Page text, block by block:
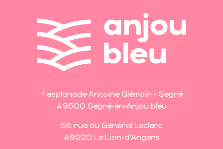
1 esplanade Antoine Glémain - Segré
49500 Segré-en-Anjou bleu
56 rue du Général Leclerc
49220 Le Lion-d'Angers